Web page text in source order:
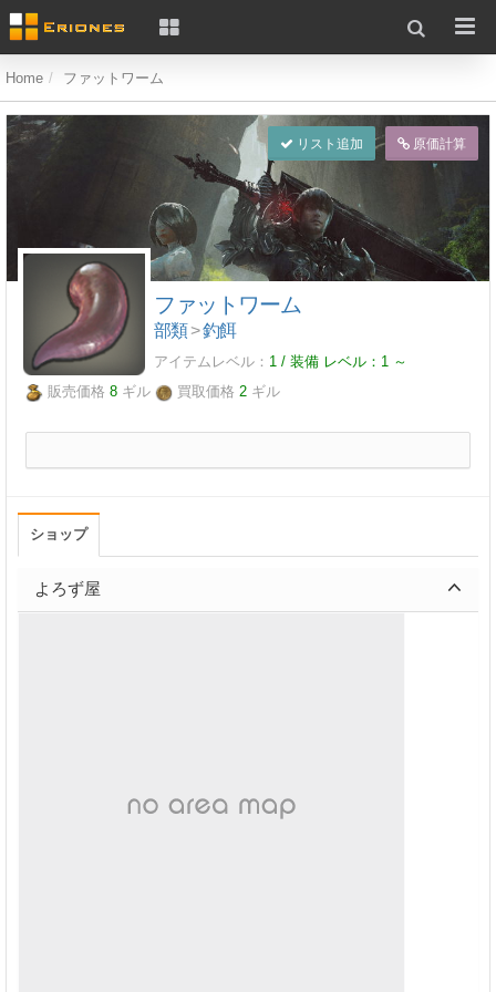
Home ファットワーム
リスト追加 原価計算
ファットワーム
部類>釣餌
アイテムレベル： 1 / 装備 レベル： 1 ～
販売価格 8 ギル 買取価格 2 ギル
ショップ
よろず屋